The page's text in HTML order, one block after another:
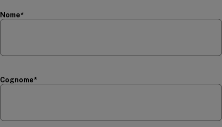
Nome*(required)
Cognome*(required)